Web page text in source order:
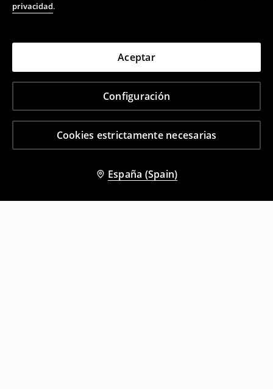
privacidad.
Cookies estrictamente necesarias
Configuración
Aceptar
España (Spain)